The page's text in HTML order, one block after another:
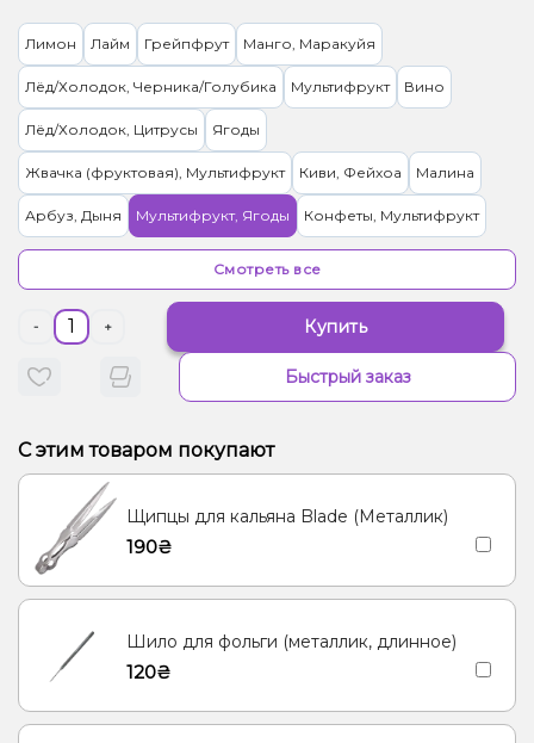
Лимон Лайм Грейпфрут Манго, Маракуйя
Лёд/Холодок, Черника/Голубика Мультифрукт Вино
Лёд/Холодок, Цитрусы Ягоды
Жвачка (фруктовая), Мультифрукт Киви, Фейхоа Малина
Арбуз, Дыня Мультифрукт, Ягоды Конфеты, Мультифрукт
Пряности/Специи, Яблоко Трюфель, Шоколад
Вишня/Черешня, Гранат
Желейки Ром Клубника, Мохито Виноград
Смотреть все
- + Купить
Быстрый заказ
С этим товаром покупают
Щипцы для кальяна Blade (Металлик)
190₴
Шило для фольги (металлик, длинное)
120₴